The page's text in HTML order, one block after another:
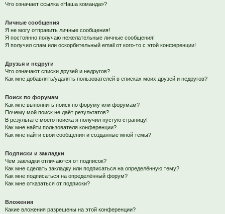
Что означает ссылка «Наша команда»?
Личные сообщения
Я не могу отправить личные сообщения!
Я постоянно получаю нежелательные личные сообщения!
Я получил спам или оскорбительный email от кого-то с этой конференции!
Друзья и недруги
Что означают списки друзей и недругов?
Как мне добавлять/удалять пользователей в списках моих друзей и недругов?
Поиск по форумам
Как мне выполнить поиск по форуму или форумам?
Почему мой поиск не даёт результатов?
В результате моего поиска я получил пустую страницу!
Как мне найти пользователя конференции?
Как мне найти свои сообщения и созданные мной темы?
Подписки и закладки
Чем закладки отличаются от подписок?
Как мне сделать закладку или подписаться на определённую тему?
Как мне подписаться на определённый форум?
Как мне отказаться от подписки?
Вложения
Какие вложения разрешены на этой конференции?